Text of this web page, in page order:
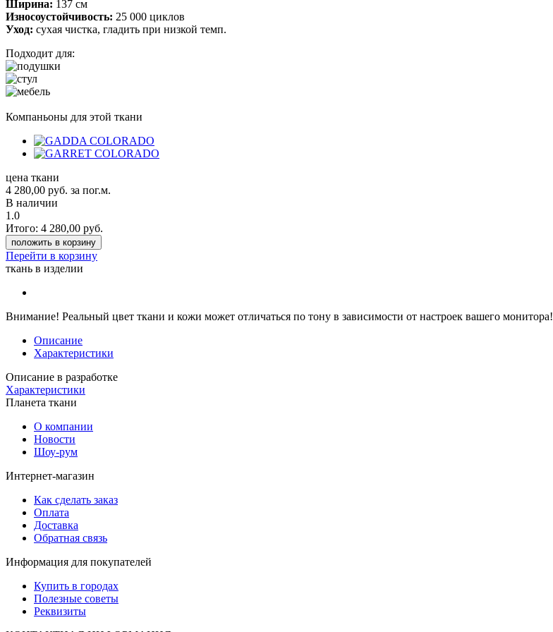
Ширина: 137 см
Износоустойчивость: 25 000 циклов
Уход: сухая чистка, гладить при низкой темп.
Подходит для:
Компаньоны для этой ткани
цена ткани
4 280,00 руб. за пог.м.
В наличии
1.0
Итого: 4 280,00 руб.
положить в корзину
Перейти в корзину
ткань в изделии
Внимание! Реальный цвет ткани и кожи может отличаться по тону в зависимости от настроек вашего монитора!
Описание
Характеристики
Описание в разработке
Характеристики
Планета ткани
О компании
Новости
Шоу-рум
Интернет-магазин
Как сделать заказ
Оплата
Доставка
Обратная связь
Информация для покупателей
Купить в городах
Полезные советы
Реквизиты